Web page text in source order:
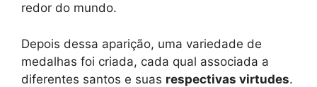
redor do mundo.
Depois dessa aparição, uma variedade de
medalhas foi criada, cada qual associada a
diferentes santos e suas respectivas virtudes.